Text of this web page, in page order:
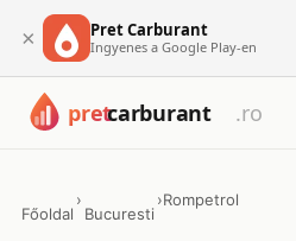
× Pret Carburant
Ingyenes a Google Play-en
Főoldal
›
Bucuresti
›Rompetrol